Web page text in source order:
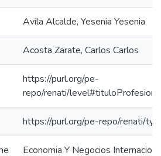
Avila Alcalde, Yesenia Yesenia
Acosta Zarate, Carlos Carlos
https://purl.org/pe-
repo/renati/
https://purl.org/pe-repo/renati/
Economia Y Negocios